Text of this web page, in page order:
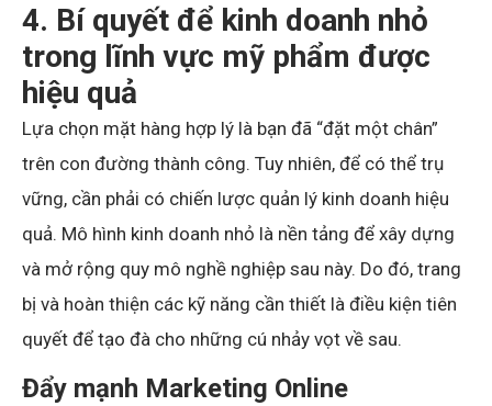
4. Bí quyết để kinh doanh nhỏ
trong lĩnh vực mỹ phẩm được
hiệu quả
Lựa chọn mặt hàng hợp lý là bạn đã “đặt một chân”
trên con đường thành công. Tuy nhiên, để có thể trụ
vững, cần phải có chiến lược quản lý kinh doanh hiệu
quả. Mô hình kinh doanh nhỏ là nền tảng để xây dựng
và mở rộng quy mô nghề nghiệp sau này. Do đó, trang
bị và hoàn thiện các kỹ năng cần thiết là điều kiện tiên
quyết để tạo đà cho những cú nhảy vọt về sau.
Đẩy mạnh Marketing Online